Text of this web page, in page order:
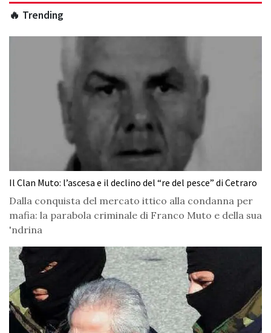
🔥 Trending
Il Clan Muto: l’ascesa e il declino del “re del pesce” di Cetraro
Dalla conquista del mercato ittico alla condanna per
mafia: la parabola criminale di Franco Muto e della sua
'ndrina